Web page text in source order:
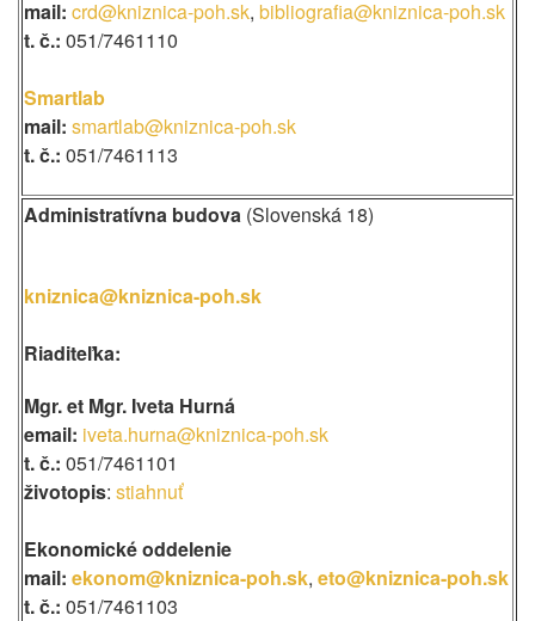
mail: crd@kniznica-poh.sk, bibliografia@kniznica-poh.sk
t. č.: 051/7461110
Smartlab
mail: smartlab@kniznica-poh.sk
t. č.: 051/7461113
Administratívna budova (Slovenská 18)
kniznica@kniznica-poh.sk
Riaditeľka:
Mgr. et Mgr. Iveta Hurná
email: iveta.hurna@kniznica-poh.sk
t. č.: 051/7461101
životopis: stiahnuť
Ekonomické oddelenie
mail: ekonom@kniznica-poh.sk, eto@kniznica-poh.sk
t. č.: 051/7461103